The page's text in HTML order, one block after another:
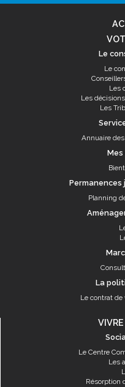
Le
Le
Les
Les
Les
Annuaire
Mes
Permanences
Planning
La
Le contrat de
Le Centre
Les
Résorption